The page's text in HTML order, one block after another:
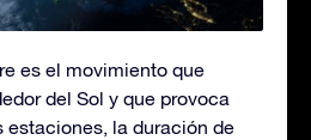
es el movimiento que
del Sol y que provoca
estaciones, la duración de